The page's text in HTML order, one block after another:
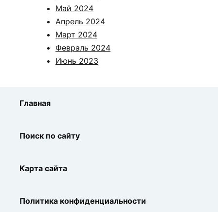
Май 2024
Апрель 2024
Март 2024
Февраль 2024
Июнь 2023
Главная
Поиск по сайту
Карта сайта
Политика конфиденциальности